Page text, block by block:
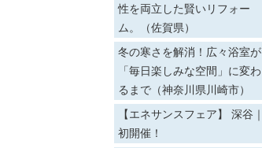
性を両立した賢いリフォー
ム。（佐賀県）
冬の寒さを解消！広々浴室が
「毎日楽しみな空間」に変わ
るまで（神奈川県川崎市）
【エネサンスフェア】 深谷｜
初開催！